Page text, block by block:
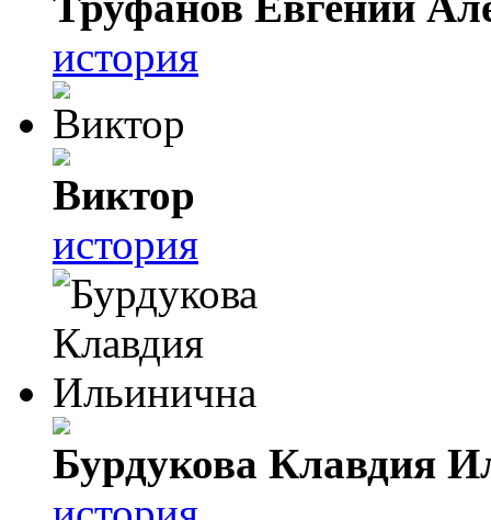
история
Виктор
история
Бурдукова Клавдия